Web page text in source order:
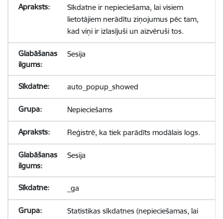
Sīkdatne ir nepieciešama, lai visiem
lietotājiem nerādītu ziņojumus pēc tam,
kad viņi ir izlasījuši un aizvēruši tos.
Sesija
auto_popup_showed
Nepieciešams
Reģistrē, ka tiek parādīts modālais logs.
Sesija
_ga
Statistikas sīkdatnes (nepieciešamas, lai